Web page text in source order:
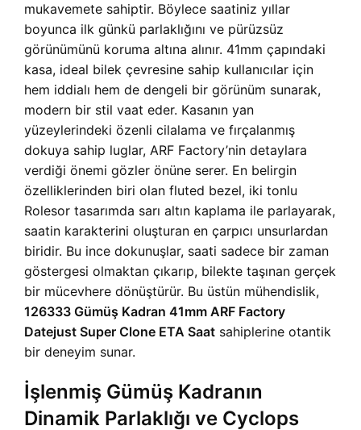
mukavemete sahiptir. Böylece saatiniz yıllar
boyunca ilk günkü parlaklığını ve pürüzsüz
görünümünü koruma altına alınır. 41mm çapındaki
kasa, ideal bilek çevresine sahip kullanıcılar için
hem iddialı hem de dengeli bir görünüm sunarak,
modern bir stil vaat eder. Kasanın yan
yüzeylerindeki özenli cilalama ve fırçalanmış
dokuya sahip luglar, ARF Factory’nin detaylara
verdiği önemi gözler önüne serer. En belirgin
özelliklerinden biri olan fluted bezel, iki tonlu
Rolesor tasarımda sarı altın kaplama ile parlayarak,
saatin karakterini oluşturan en çarpıcı unsurlardan
biridir. Bu ince dokunuşlar, saati sadece bir zaman
göstergesi olmaktan çıkarıp, bilekte taşınan gerçek
bir mücevhere dönüştürür. Bu üstün mühendislik,
126333 Gümüş Kadran 41mm ARF Factory
Datejust Super Clone ETA Saat sahiplerine otantik
bir deneyim sunar.
İşlenmiş Gümüş Kadranın
Dinamik Parlaklığı ve Cyclops